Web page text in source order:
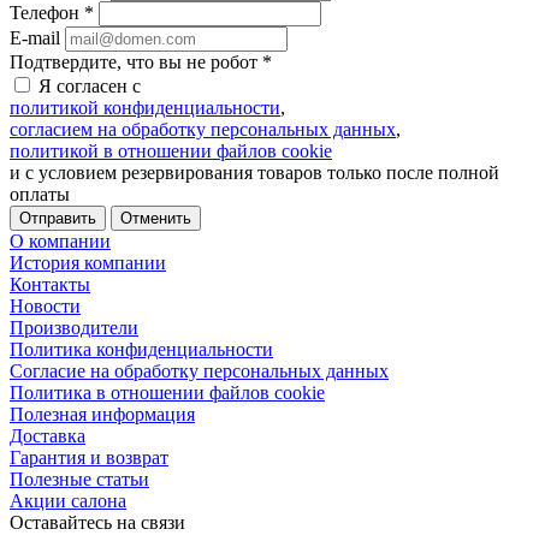
Телефон *
E-mail
Подтвердите, что вы не робот *
Я согласен с
политикой конфиденциальности,
согласием на обработку персональных данных,
политикой в отношении файлов cookie
и с условием резервирования товаров только после полной
оплаты
Отменить
О компании
История компании
Контакты
Новости
Производители
Политика конфиденциальности
Согласие на обработку персональных данных
Политика в отношении файлов cookie
Полезная информация
Доставка
Гарантия и возврат
Полезные статьи
Акции салона
Оставайтесь на связи